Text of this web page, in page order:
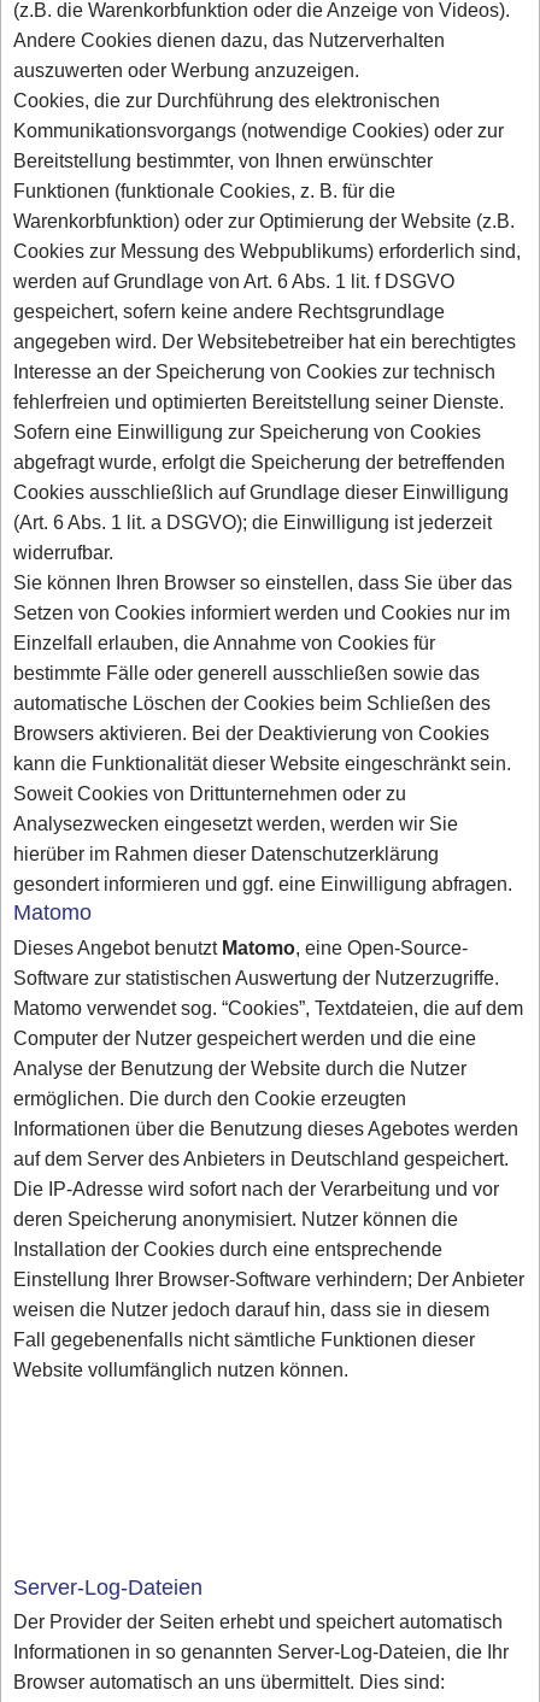
(z.B. die Warenkorbfunktion oder die Anzeige von Videos).
Andere Cookies dienen dazu, das Nutzerverhalten
auszuwerten oder Werbung anzuzeigen.
Cookies, die zur Durchführung des elektronischen
Kommunikationsvorgangs (notwendige Cookies) oder zur
Bereitstellung bestimmter, von Ihnen erwünschter
Funktionen (funktionale Cookies, z. B. für die
Warenkorbfunktion) oder zur Optimierung der Website (z.B.
Cookies zur Messung des Webpublikums) erforderlich sind,
werden auf Grundlage von Art. 6 Abs. 1 lit. f DSGVO
gespeichert, sofern keine andere Rechtsgrundlage
angegeben wird. Der Websitebetreiber hat ein berechtigtes
Interesse an der Speicherung von Cookies zur technisch
fehlerfreien und optimierten Bereitstellung seiner Dienste.
Sofern eine Einwilligung zur Speicherung von Cookies
abgefragt wurde, erfolgt die Speicherung der betreffenden
Cookies ausschließlich auf Grundlage dieser Einwilligung
(Art. 6 Abs. 1 lit. a DSGVO); die Einwilligung ist jederzeit
widerrufbar.
Sie können Ihren Browser so einstellen, dass Sie über das
Setzen von Cookies informiert werden und Cookies nur im
Einzelfall erlauben, die Annahme von Cookies für
bestimmte Fälle oder generell ausschließen sowie das
automatische Löschen der Cookies beim Schließen des
Browsers aktivieren. Bei der Deaktivierung von Cookies
kann die Funktionalität dieser Website eingeschränkt sein.
Soweit Cookies von Drittunternehmen oder zu
Analysezwecken eingesetzt werden, werden wir Sie
hierüber im Rahmen dieser Datenschutzerklärung
gesondert informieren und ggf. eine Einwilligung abfragen.
Matomo
Dieses Angebot benutztMatomo, eine Open-Source-
Software zur statistischen Auswertung der Nutzerzugriffe.
Matomo verwendet sog. “Cookies”, Textdateien, die auf dem
Computer der Nutzer gespeichert werden und die eine
Analyse der Benutzung der Website durch die Nutzer
ermöglichen. Die durch den Cookie erzeugten
Informationen über die Benutzung dieses Agebotes werden
auf dem Server des Anbieters in Deutschland gespeichert.
Die IP-Adresse wird sofort nach der Verarbeitung und vor
deren Speicherung anonymisiert. Nutzer können die
Installation der Cookies durch eine entsprechende
Einstellung Ihrer Browser-Software verhindern; Der Anbieter
weisen die Nutzer jedoch darauf hin, dass sie in diesem
Fall gegebenenfalls nicht sämtliche Funktionen dieser
Website vollumfänglich nutzen können.
Server-Log-Dateien
Der Provider der Seiten erhebt und speichert automatisch
Informationen in so genannten Server-Log-Dateien, die Ihr
Browser automatisch an uns übermittelt. Dies sind: